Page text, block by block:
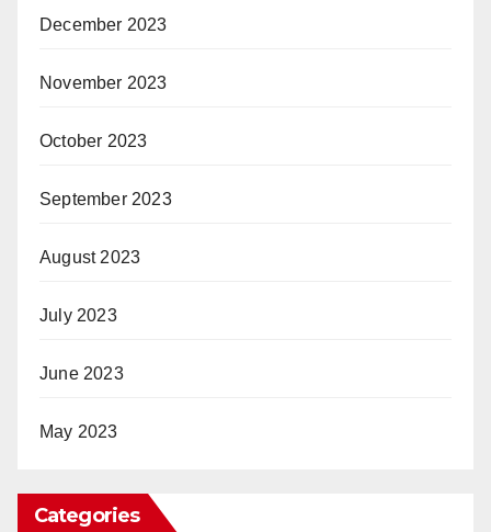
December 2023
November 2023
October 2023
September 2023
August 2023
July 2023
June 2023
May 2023
Categories